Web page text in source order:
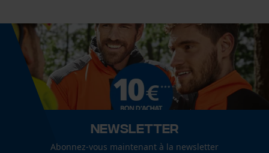
Sexe
unisexe
Newsletter
Abonnez-vous maintenant à la newsletter
Cookies de performance et de
fonctionnalité
Loop54 Personalization